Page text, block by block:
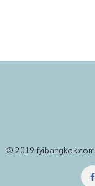
© 2019fyibangkok.com